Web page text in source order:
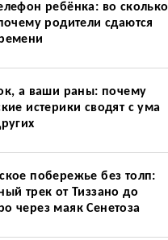
ребёнка: во сколько
родители сдаются
а ваши раны: почему
истерики сводят с ума
побережье без толп:
трек от Тиззано до
через маяк Сенетоза